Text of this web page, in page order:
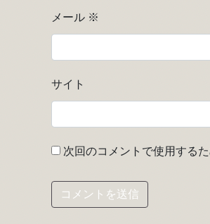
メール ※
サイト
次回のコメントで使用する